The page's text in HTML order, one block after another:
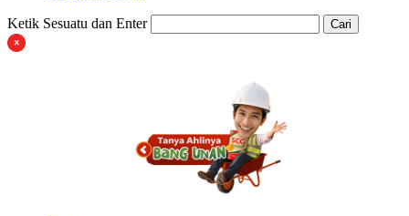
Ketik Sesuatu dan Enter Cari